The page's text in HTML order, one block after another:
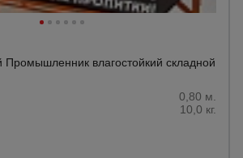
влагостойкий складной
0,80 м.
10,0 кг.
для